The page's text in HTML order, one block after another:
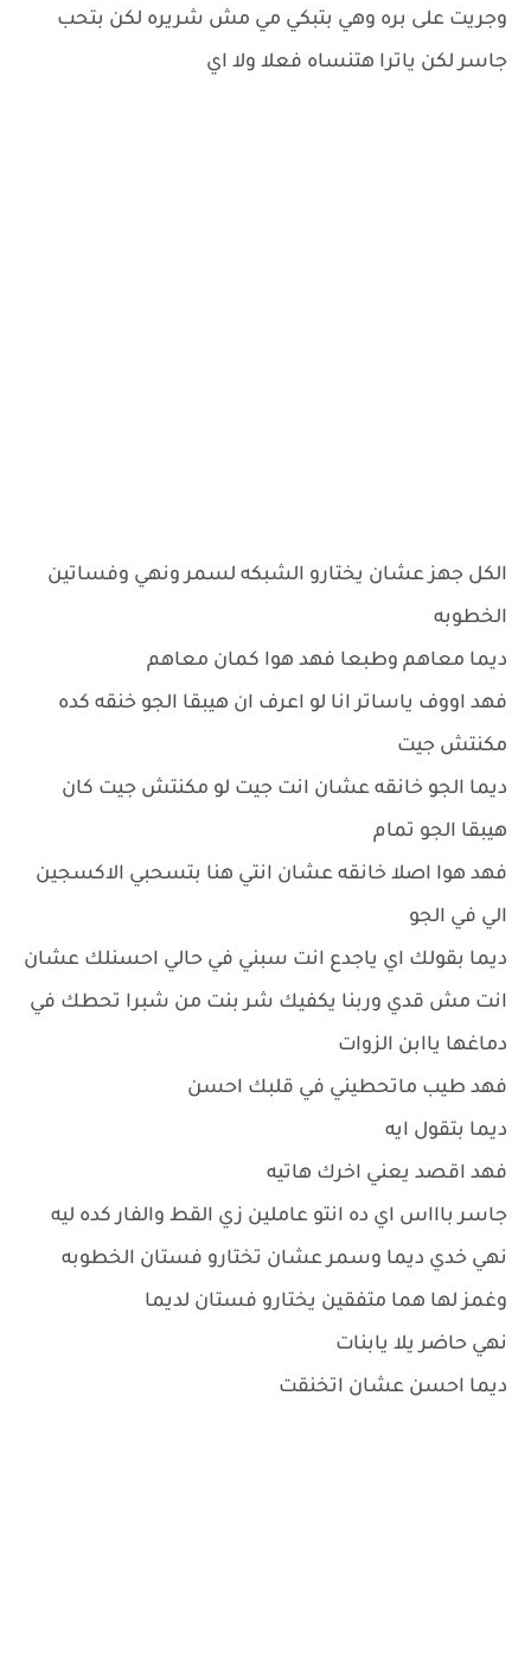
وجريت على بره وهي بتبكي مي مش شريره لكن بتحب
جاسر لكن ياترا هتنساه فعلا ولا اي
الكل جهز عشان يختارو الشبكه لسمر ونهي وفساتين
الخطوبه
ديما معاهم وطبعا فهد هوا كمان معاهم
فهد اووف ياساتر انا لو اعرف ان هيبقا الجو خنقه كده
مكنتش جيت
ديما الجو خانقه عشان انت جيت لو مكنتش جيت كان
هيبقا الجو تمام
فهد هوا اصلا خانقه عشان انتي هنا بتسحبي الاكسجين
الي في الجو
ديما بقولك اي ياجدع انت سبني في حالي احسنلك عشان
انت مش قدي وربنا يكفيك شر بنت من شبرا تحطك في
دماغها ياابن الزوات
فهد طيب ماتحطيني في قلبك احسن
ديما بتقول ايه
فهد اقصد يعني اخرك هاتيه
جاسر باااس اي ده انتو عاملين زي القط والفار كده ليه
نهي خدي ديما وسمر عشان تختارو فستان الخطوبه
وغمز لها هما متفقين يختارو فستان لديما
نهي حاضر يلا يابنات
ديما احسن عشان اتخنقت